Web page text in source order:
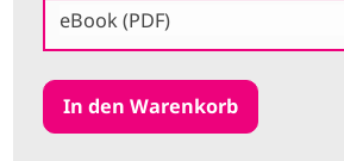
eBook (PDF)